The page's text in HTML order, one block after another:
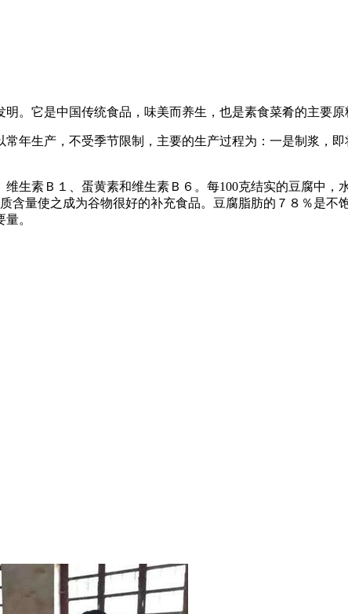
。它是中国传统食品，味美而养生，也是素食菜肴的主要原
年生产，不受季节限制，主要的生产过程为：一是制浆，
生素Ｂ１、蛋黄素和维生素Ｂ６。每100克结实的豆腐中，
含量使之成为谷物很好的补充食品。豆腐脂肪的７８％是
。